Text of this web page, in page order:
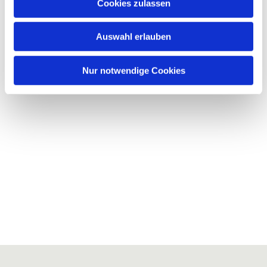
Cookies zulassen
Auswahl erlauben
Nur notwendige Cookies